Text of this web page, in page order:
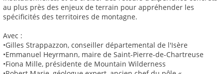
au plus près des enjeux de terrain pour appréhender les
spécificités des territoires de montagne.
Avec :
•Gilles Strappazzon, conseiller départemental de l'Isère
•Emmanuel Heyrmann, maire de Saint-Pierre-de-Chartreuse
•Fiona Mille, présidente de Mountain Wilderness